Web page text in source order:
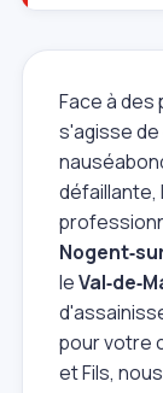
Face à des
s'agisse
défaillante,
le
pour votre
et Fils,